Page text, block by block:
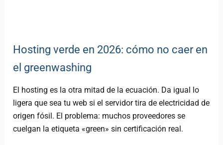
Hosting verde en 2026: cómo no caer en
el greenwashing
El hosting es la otra mitad de la ecuación. Da igual lo
ligera que sea tu web si el servidor tira de electricidad de
origen fósil. El problema: muchos proveedores se
cuelgan la etiqueta «green» sin certificación real.